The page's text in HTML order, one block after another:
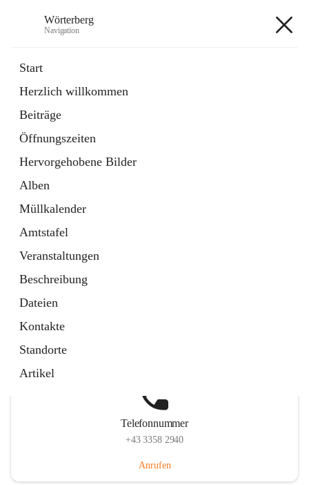
Wörterberg
Navigation
Start
Herzlich willkommen
Beiträge
Öffnungszeiten
Hervorgehobene Bilder
Alben
Müllkalender
Amtstafel
Veranstaltungen
Beschreibung
Dateien
Kontakte
Standorte
Artikel
5 Schnellzugriffe
Bürgerservice
9 Schnellzugriffe
Telefonnummer
+43 3358 2940
Anrufen